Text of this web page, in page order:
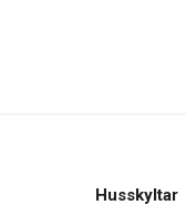
Husskyltar